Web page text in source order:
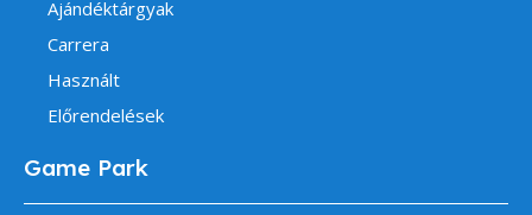
Ajándéktárgyak
Carrera
Használt
Előrendelések
Game Park